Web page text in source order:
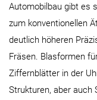
Automobilbau gibt es
zum konventionellen
deutlich höheren
Fräsen. Blasformen
Ziffernblätter in der
Strukturen, aber auch